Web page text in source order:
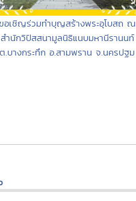
อเชิญร่วมทำบุญสร้างพระอุโบสถ ณ
สำนักวิปัสสนามูลนิธิแนบมหานีรานนท์
ต.บางกระทึก อ.สามพราน จ.นครปฐม